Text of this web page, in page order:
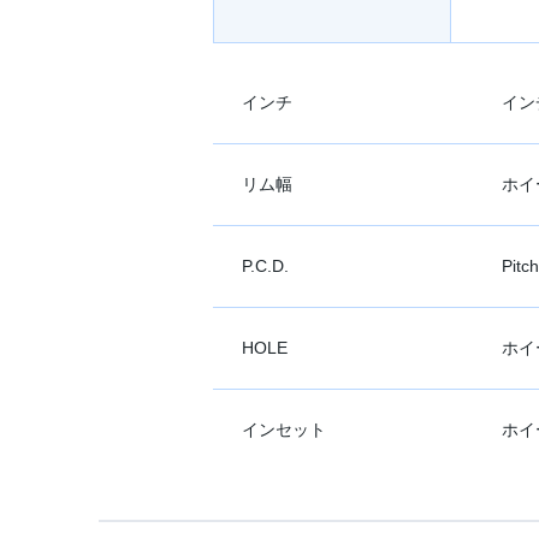
インチ イ
リム幅 ホ
P.C.D.
HOLE ホ
インセット ホ